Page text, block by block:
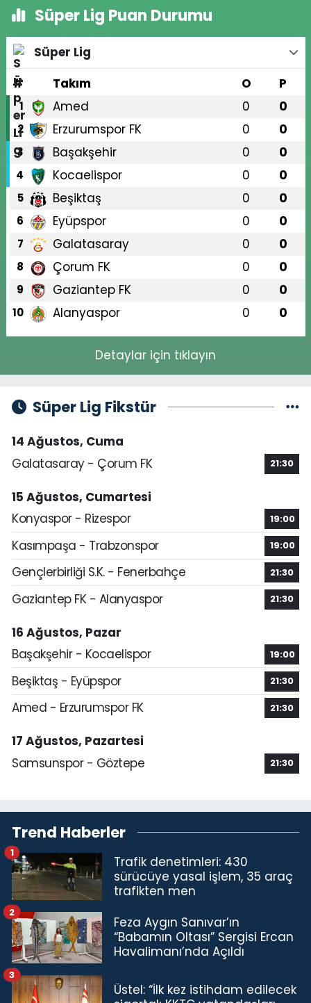
Süper Lig Puan Durumu
Süper Lig
#
Takım O P
1 Amed 0 0
2 Erzurumspor FK 0 0
3 Başakşehir 0 0
4 Kocaelispor 0 0
5 Beşiktaş 0 0
6 Eyüpspor 0 0
7 Galatasaray 0 0
8 Çorum FK 0 0
9 Gaziantep FK 0 0
10 Alanyaspor 0 0
Detaylar için tıklayın
Süper Lig Fikstür
14 Ağustos, Cuma
Galatasaray - Çorum FK
21:30
15 Ağustos, Cumartesi
Konyaspor - Rizespor
19:00
Kasımpaşa - Trabzonspor 19:00
Gençlerbirliği S.K. - Fenerbahçe 21:30
Gaziantep FK - Alanyaspor 21:30
16 Ağustos, Pazar
Başakşehir - Kocaelispor
19:00
Beşiktaş - Eyüpspor 21:30
Amed - Erzurumspor FK 21:30
17 Ağustos, Pazartesi
Samsunspor - Göztepe
21:30
Trend Haberler
Trafik denetimleri: 430
sürücüye yasal işlem, 35 araç
trafikten men
1
Feza Aygın Sanıvar’ın
“Babamın Oltası” Sergisi Ercan
Havalimanı’nda Açıldı
2
Üstel: “İlk kez istihdam edilecek
3